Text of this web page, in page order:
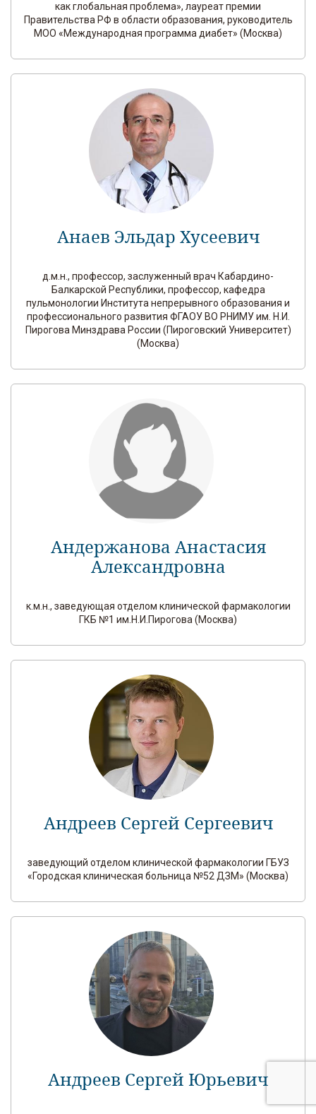
как глобальная проблема», лауреат премии
Правительства РФ в области образования, руководитель
МОО «Международная программа диабет» (Москва)
Анаев Эльдар Хусеевич
д.м.н., профессор, заслуженный врач Кабардино-
Балкарской Республики, профессор, кафедра
пульмонологии Института непрерывного образования и
профессионального развития ФГАОУ ВО РНИМУ им. Н.И.
Пирогова Минздрава России (Пироговский Университет)
(Москва)
Андержанова Анастасия
Александровна
к.м.н., заведующая отделом клинической фармакологии
ГКБ №1 им.Н.И.Пирогова (Москва)
Андреев Сергей Сергеевич
заведующий отделом клинической фармакологии ГБУЗ
«Городская клиническая больница №52 ДЗМ» (Москва)
Андреев Сергей Юрьевич